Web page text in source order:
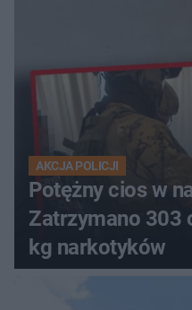
AKCJA POLICJI
Potężny cios w
Zatrzymano 303 osoby i przejęto 72
kg narkotyków